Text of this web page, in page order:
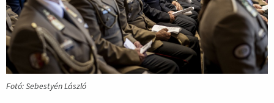
Fotó: Sebestyén László